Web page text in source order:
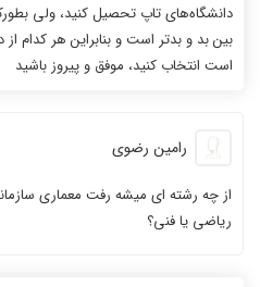
دانشگاه‌های تاپ تحصیل کنید، ولی
بین بد و بدتر است و بنابراین هر کدام از
است انتخاب کنید، موفق و پیروز باشید
رامین رضوی
از چه رشته ای میشه رفت معماری
ریاضی یا فنی؟